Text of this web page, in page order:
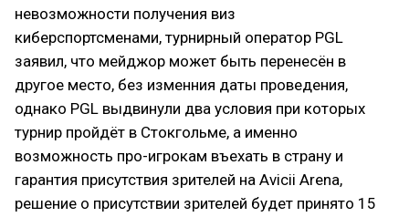
невозможности получения виз
киберспортсменами, турнирный оператор PGL
заявил, что мейджор может быть перенесён в
другое место, без изменния даты проведения,
однако PGL выдвинули два условия при которых
турнир пройдёт в Стокгольме, а именно
возможность про-игрокам въехать в страну и
гарантия присутствия зрителей на Avicii Arena,
решение о присутствии зрителей будет принято 15